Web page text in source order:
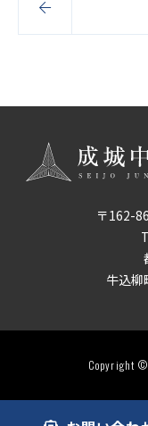
〒162-
牛込柳
Copyright ©